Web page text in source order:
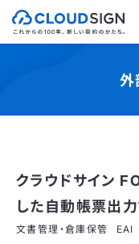
外
クラウドサイン
した自動帳票出
文書管理・倉庫保管 EAI